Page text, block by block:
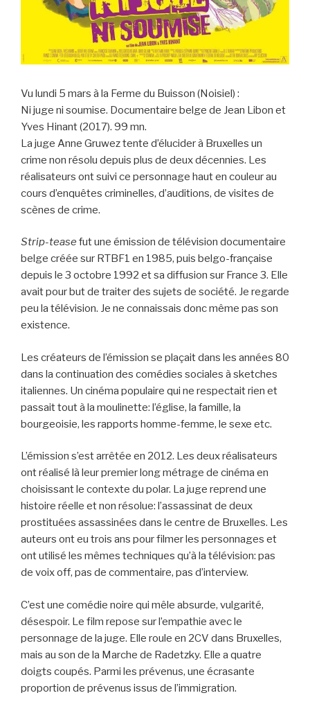
Vu lundi 5 mars à la Ferme du Buisson (Noisiel) :
Ni juge ni soumise. Documentaire belge de Jean Libon et
Yves Hinant (2017). 99 mn.
La juge Anne Gruwez tente d’élucider à Bruxelles un
crime non résolu depuis plus de deux décennies. Les
réalisateurs ont suivi ce personnage haut en couleur au
cours d’enquêtes criminelles, d’auditions, de visites de
scènes de crime.
Strip-tease fut une émission de télévision documentaire
belge créée sur RTBF1 en 1985, puis belgo-française
depuis le 3 octobre 1992 et sa diffusion sur France 3. Elle
avait pour but de traiter des sujets de société. Je regarde
peu la télévision. Je ne connaissais donc même pas son
existence.
Les créateurs de l’émission se plaçait dans les années 80
dans la continuation des comédies sociales à sketches
italiennes. Un cinéma populaire qui ne respectait rien et
passait tout à la moulinette: l’église, la famille, la
bourgeoisie, les rapports homme-femme, le sexe etc.
L’émission s’est arrêtée en 2012. Les deux réalisateurs
ont réalisé là leur premier long métrage de cinéma en
choisissant le contexte du polar. La juge reprend une
histoire réelle et non résolue: l’assassinat de deux
prostituées assassinées dans le centre de Bruxelles. Les
auteurs ont eu trois ans pour filmer les personnages et
ont utilisé les mêmes techniques qu’à la télévision: pas
de voix off, pas de commentaire, pas d’interview.
C’est une comédie noire qui mêle absurde, vulgarité,
désespoir. Le film repose sur l’empathie avec le
personnage de la juge. Elle roule en 2CV dans Bruxelles,
mais au son de la Marche de Radetzky. Elle a quatre
doigts coupés. Parmi les prévenus, une écrasante
proportion de prévenus issus de l’immigration.